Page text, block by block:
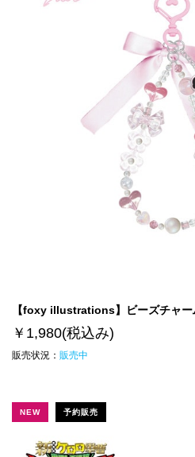
【foxy illustrations】ビーズチャ
￥1,980(税込み)
販売状況： 販売中
NEW 予約販売